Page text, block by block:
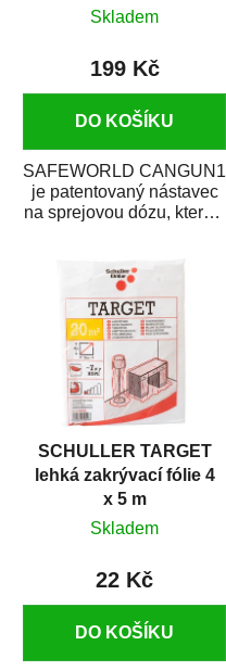
Skladem
199 Kč
DO KOŠÍKU
SAFEWORLD CANGUN1
je patentovaný nástavec
na sprejovou dózu, který ji
SCHULLER TARGET
lehká zakrývací fólie 4
x 5 m
Skladem
22 Kč
DO KOŠÍKU